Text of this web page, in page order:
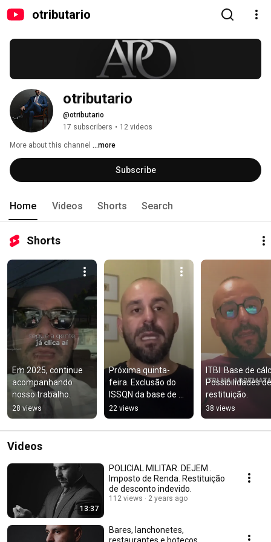
otributario
otributario
@otributario
17 subscribers • 12 videos
More about this channel ...more
Subscribe
Home Videos Shorts Search
Shorts
Em 2025, continue
acompanhando
nosso trabalho.
28 views
Próxima quinta-
feira. Exclusão do
ISSQN da base de
cálculo do PIS e
COFINS. Filhotes do
tema 69.
22 views
ITBI. Base de
Possibilidades de
restituição.
38 views
Videos
13:37
POLICIAL MILITAR. DEJEM .
Imposto de Renda. Restituição
de desconto indevido.
112 views 2 years ago
Bares, lanchonetes,